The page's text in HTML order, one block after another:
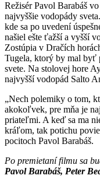
Režisér Pavol Barabáš
najvyššie vodopády
kde sa po uvedení
našiel ešte ťažší a vyšší
Zostúpia v Dračích
Tugela, ktorý by mal byť
svete. Na stolovej hore
najvyšší vodopád Salto
„Nech polemiky o tom,
akokoľvek, pre mňa je
priateľmi. A keď sa ma
kráľom, tak potichu
pocitoch Pavol Barabáš.
Po premietaní filmu sa
Pavol Barabáš, Peter